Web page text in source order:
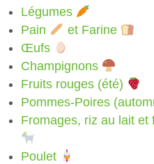
Légumes
Pain
et Farine
Œufs
Champignons
Fruits rouges (été)
Pommes-Poires
Fromages, riz au lait
Poulet